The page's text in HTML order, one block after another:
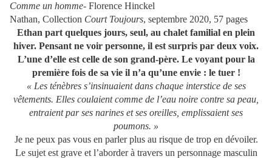
Comme un homme- Florence Hinckel
Nathan, Collection Court Toujours, septembre 2020, 57 pages
Ethan part quelques jours, seul, au chalet familial en plein
hiver. Pensant ne voir personne, il est surpris par deux voix.
L’une d’elle est celle de son grand-père. Le voyant pour la
première fois de sa vie il n’a qu’une envie : le tuer !
« Les ténèbres s’insinuaient dans chaque interstice de ses
vêtements. Elles coulaient comme de l’eau noire contre sa peau,
entraient par ses narines et ses oreilles, emplissaient ses
poumons. »
Je ne peux pas vous en parler plus au risque de trop en dévoiler.
Le sujet est grave et l’aborder à travers un personnage masculin